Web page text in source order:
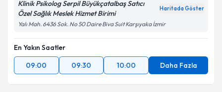
Klinik Psikolog Serpil Büyükçatalbaş Satıcı
Özel Sağlık Meslek Hizmet Birimi
Haritada Göster
Yalı Mah. 6436 Sok. No 50 Daire Biva Suit Karşıyaka İzmir
En Yakın Saatler
09:00
09:30 10:00 Daha Fazla